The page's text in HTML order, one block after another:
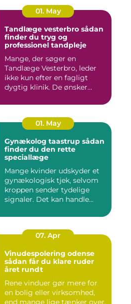
01. May
Tandlæge vesterbro sådan
finder du tryg og
professionel tandpleje
Mange, der søger en
Tandlæge Vesterbro, leder
ikke kun efter en fagligt
dygtig klinik. De ønsker
01. May
Gynækolog taastrup sådan
finder du den rette
speciallæge
Mange kvinder udskyder et
gynækologisk tjek, selvom
kroppen sender tydelige
signaler. Det kan handle...
07. Apr
Vinudespolering odense
sådan får du klare ruder
året rundt
Rene vinduer gør mere for
en bolig eller virksomhed,
end mange lige tænker over.